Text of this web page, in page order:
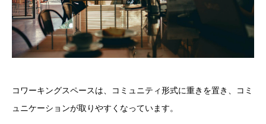
コワーキングスペースは、コミュニティ形式に重きを置き、コミ
ュニケーションが取りやすくなっています。